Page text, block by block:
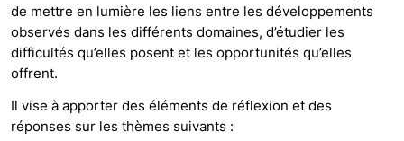
de mettre en lumière les liens entre les développements
observés dans les différents domaines, d’étudier les
difficultés qu’elles posent et les opportunités qu’elles
offrent.
Il vise à apporter des éléments de réflexion et des
réponses sur les thèmes suivants :